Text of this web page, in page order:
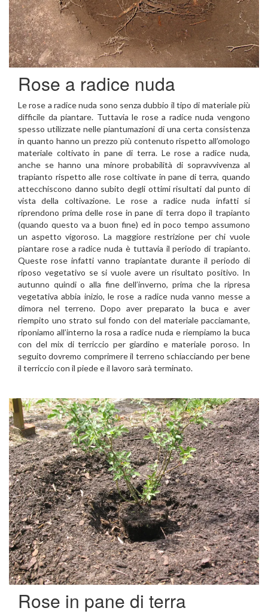
Rose a radice nuda
Le rose a radice nuda sono senza dubbio il tipo di materiale più
difficile da piantare. Tuttavia le rose a radice nuda vengono
spesso utilizzate nelle piantumazioni di una certa consistenza
in quanto hanno un prezzo più contenuto rispetto all’omologo
materiale coltivato in pane di terra. Le rose a radice nuda,
anche se hanno una minore probabilità di sopravvivenza al
trapianto rispetto alle rose coltivate in pane di terra, quando
attecchiscono danno subito degli ottimi risultati dal punto di
vista della coltivazione. Le rose a radice nuda infatti si
riprendono prima delle rose in pane di terra dopo il trapianto
(quando questo va a buon fine) ed in poco tempo assumono
un aspetto vigoroso. La maggiore restrizione per chi vuole
piantare rose a radice nuda è tuttavia il periodo di trapianto.
Queste rose infatti vanno trapiantate durante il periodo di
riposo vegetativo se si vuole avere un risultato positivo. In
autunno quindi o alla fine dell’inverno, prima che la ripresa
vegetativa abbia inizio, le rose a radice nuda vanno messe a
dimora nel terreno. Dopo aver preparato la buca e aver
riempito uno strato sul fondo con del materiale pacciamante,
riponiamo all’interno la rosa a radice nuda e riempiamo la buca
con del mix di terriccio per giardino e materiale poroso. In
seguito dovremo comprimere il terreno schiacciando per bene
il terriccio con il piede e il lavoro sarà terminato.
Rose in pane di terra